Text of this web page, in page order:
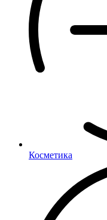
Косметика